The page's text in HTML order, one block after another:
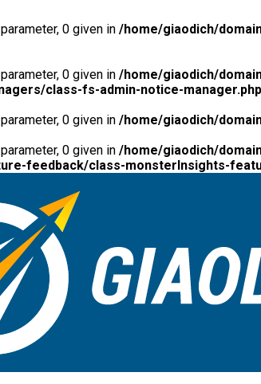
0 given in /home/giaodich/
0 given in /home/giaodich/
class-fs-admin-notice-manager.php
0 given in /home/giaodich/
0 given in /home/giaodich/
feedback/class-monsterInsights-